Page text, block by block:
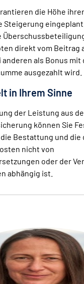
die Höhe
Steigerung
direkt vom Beitrag
als Bonus mit
ausgezahlt wird.
in Ihrem Sinne
der Leistung aus
können Sie
Bestattung und die
nicht von
oder der
abhängig ist.